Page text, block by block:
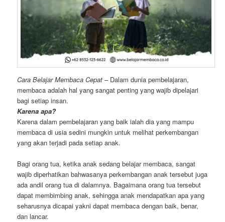
Cara Belajar Membaca Cepat – Dalam dunia pembelajaran,
membaca adalah hal yang sangat penting yang wajib dipelajari
bagi setiap insan.
Karena apa?
Karena dalam pembelajaran yang baik ialah dia yang mampu
membaca di usia sedini mungkin untuk melihat perkembangan
yang akan terjadi pada setiap anak.
Bagi orang tua, ketika anak sedang belajar membaca, sangat
wajib diperhatikan bahwasanya perkembangan anak tersebut juga
ada andil orang tua di dalamnya. Bagaimana orang tua tersebut
dapat membimbing anak, sehingga anak mendapatkan apa yang
seharusnya dicapai yakni dapat membaca dengan baik, benar,
dan lancar.